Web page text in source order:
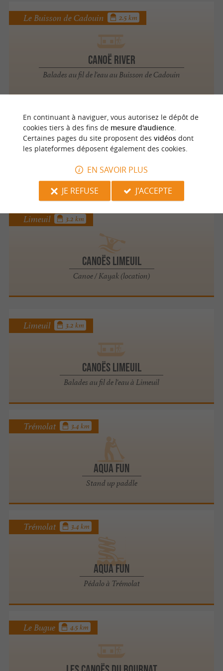
Canoë River
Balades au fil de l'eau au Buisson de Cadouin
Le Buisson de Cadouin 2.5 km
Balades au fil de l'eau au Bugue
Le Bugue 3.2 km
Canoës Limeuil
Canoe / Kayak (location)
Limeuil 3.2 km
Canoës Limeuil
Balades au fil de l'eau à Limeuil
Limeuil 3.2 km
Aqua Fun
Stand up paddle
Trémolat 3.4 km
Aqua Fun
Pédalo à Trémolat
Trémolat 3.4 km
Le Bugue 4.5 km
En continuant à naviguer, vous autorisez le dépôt de
cookies tiers à des fins de mesure d'audience.
Certaines pages du site proposent des vidéosdont
les plateformes déposent également des cookies.
EN SAVOIR PLUS
JE REFUSE
J'ACCEPTE